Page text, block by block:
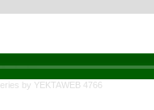
by YEKTAWEB 4766